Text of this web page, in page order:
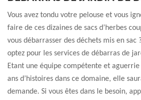
Vous avez tondu votre pelouse et vous
faire de ces dizaines de sacs d’herbes
vous débarrasser des déchets mis en sac
optez pour les services de débarras de
Etant une équipe compétente et
ans d’histoires dans ce domaine, elle
demande. Si vous êtes dans le besoin,